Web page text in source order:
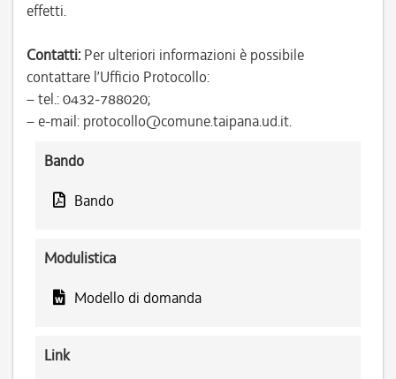
effetti.
Contatti: Per ulteriori informazioni è possibile
contattare l’Ufficio Protocollo:
– tel.: 0432-788020;
– e-mail: protocollo@comune.taipana.ud.it.
Bando
Bando
Modulistica
Modello di domanda
Link